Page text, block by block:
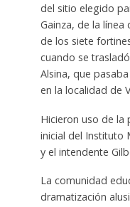
del sitio elegido
Gainza, de la línea
de los siete
cuando se
Alsina, que
en la localidad de
Hicieron uso de la
inicial del Instituto
y el intendente
La comunidad
dramatización